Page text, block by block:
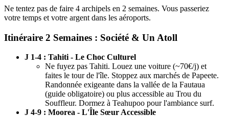
Ne tentez pas de faire 4 archipels en 2 semaines. Vous passeriez
votre temps et votre argent dans les aéroports.
Itinéraire 2 Semaines : Société & Un Atoll
J 1-4 : Tahiti - Le Choc Culturel
Ne fuyez pas Tahiti. Louez une voiture (~70€/j) et
faites le tour de l'île. Stoppez aux marchés de Papeete.
Randonnée exigeante dans la vallée de la Fautaua
(guide obligatoire) ou plus accessible au Trou du
Souffleur. Dormez à Teahupoo pour l'ambiance surf.
J 4-9 : Moorea - L'Île Sœur Accessible